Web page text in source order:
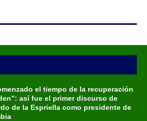
el tiempo de la recuperación
así fue el primer discurso de
de la Espriella como presidente de